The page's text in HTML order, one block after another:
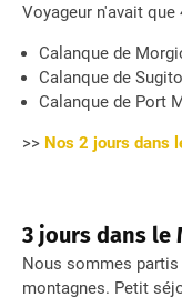
Voyageur n'avait
Calanque de
Calanque de
Calanque de Port
>> Nos 2 jours dans
3 jours dans le
Nous sommes partis
montagnes. Petit